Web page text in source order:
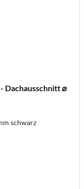
Dachausschnitt ⌀
schwarz